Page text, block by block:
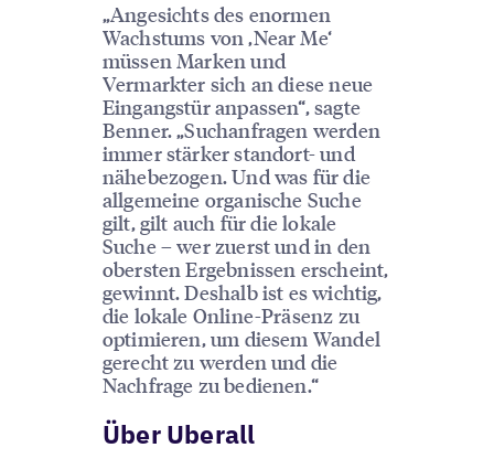
„Angesichts des enormen
Wachstums von ‚Near Me‘
müssen Marken und
Vermarkter sich an diese neue
Eingangstür anpassen“, sagte
Benner. „Suchanfragen werden
immer stärker standort- und
nähebezogen. Und was für die
allgemeine organische Suche
gilt, gilt auch für die lokale
Suche – wer zuerst und in den
obersten Ergebnissen erscheint,
gewinnt. Deshalb ist es wichtig,
die lokale Online-Präsenz zu
optimieren, um diesem Wandel
gerecht zu werden und die
Nachfrage zu bedienen.“
Über Uberall